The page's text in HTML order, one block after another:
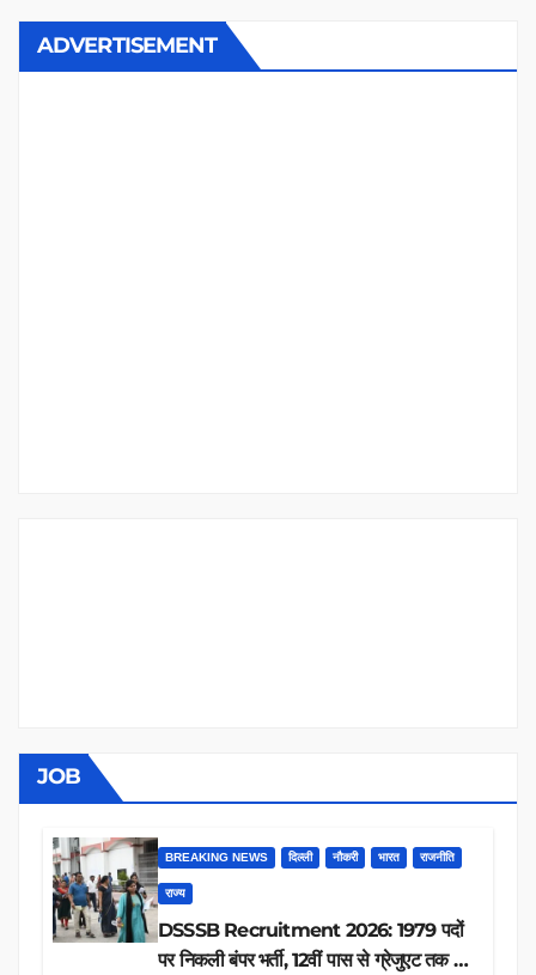
ADVERTISEMENT
JOB
BREAKING NEWS दिल्ली नौकरी भारत राजनीति
राज्य
DSSSB Recruitment 2026: 1979 पदों
पर निकली बंपर भर्ती, 12वीं पास से ग्रेजुएट तक करें